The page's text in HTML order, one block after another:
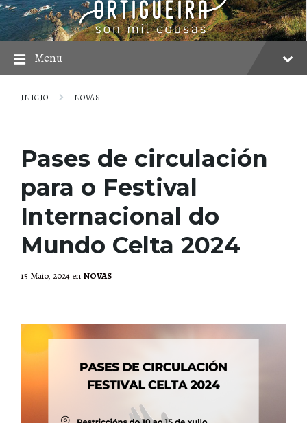
Skip
to
content
Skip
to
main
navigation
Skip
to
footer
Menu
INICIO NOVAS
Pases de circulación
para o Festival
Internacional do
Mundo Celta 2024
15 Maio, 2024 en NOVAS